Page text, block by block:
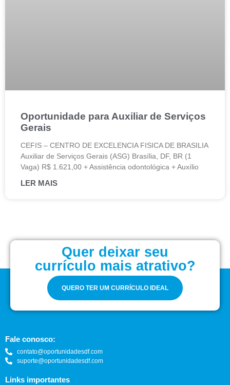
Oportunidade para Auxiliar de Serviços
Gerais
CEFIS – CENTRO DE EXCELENCIA FISICA DE BRASILIA
Auxiliar de Serviços Gerais (ASG) Brasília, DF, BR (1
Vaga) R$ 1.621,00 + Assistência odontológica + Auxílio
LER MAIS
Quer deixar seu
currículo mais atrativo?
QUERO TER UM CURRÍCULO IDEAL
Fale conosco:
contato@oportunidadesdf.com
suporte@oportunidadesdf.com
Links importantes